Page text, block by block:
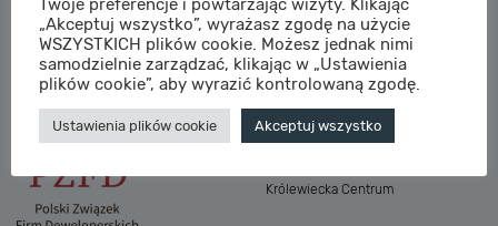
sprzedaz@sagaris.pl
Osada Nadolicka III
Dębowe Aleje III
Atria Nowe Żerniki
Szklarska Village
Osada Nadolicka I i II
Królewiecka Centrum
Twoje preferencje i powtarzając wizyty. Klikając
„Akceptuj wszystko”, wyrażasz zgodę na użycie
WSZYSTKICH plików cookie. Możesz jednak nimi
samodzielnie zarządzać, klikając w „Ustawienia
plików cookie”, aby wyrazić kontrolowaną zgodę.
Ustawienia plików cookie Akceptuj wszystko